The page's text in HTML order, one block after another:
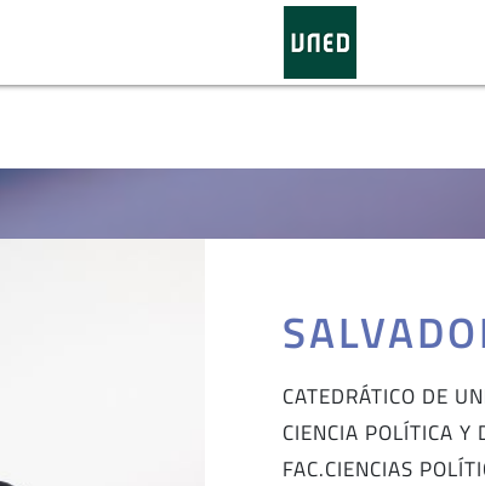
CATEDRÁTICO DE
CIENCIA POLÍTICA Y
FAC.CIENCIAS